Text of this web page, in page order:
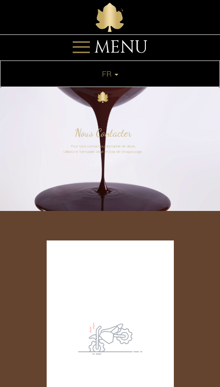
MENU
FR
Nous Contacter
Pour tout contact ou demande de devis,
utilisez le formulaire situé en bas de chaque page.